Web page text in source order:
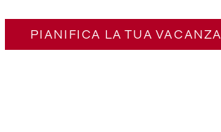
PIANIFICA LA TUA VACANZA